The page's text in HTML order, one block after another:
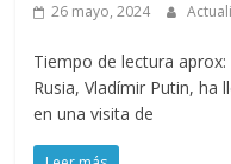
26 mayo, 2024
Tiempo de lectura
Rusia, Vladímir Putin, ha
en una visita de